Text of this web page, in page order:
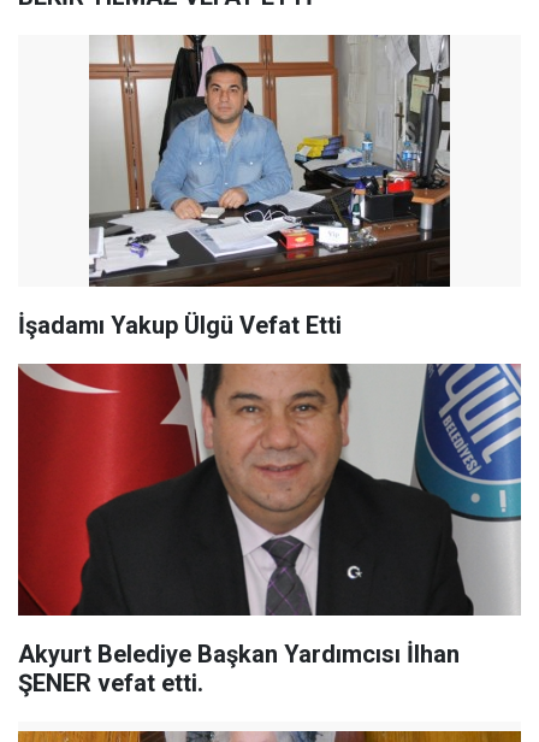
İşadamı Yakup Ülgü Vefat Etti
Akyurt Belediye Başkan Yardımcısı İlhan
ŞENER vefat etti.